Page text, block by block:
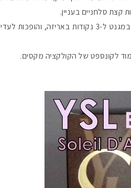
סלחניים בעניין.
אריזת העץ העגולה השחורה מגיעה עם רצועות עור, שמתחברות במגנט ל-3 נקודות באריזה, והופכות לעדי
לקונספט של הקולקציה מקסים.